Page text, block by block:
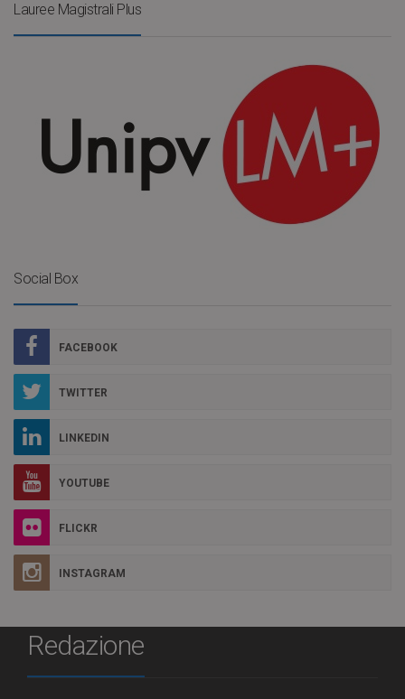
Lauree Magistrali Plus
Social Box
FACEBOOK
TWITTER
LINKEDIN
YOUTUBE
FLICKR
INSTAGRAM
Redazione